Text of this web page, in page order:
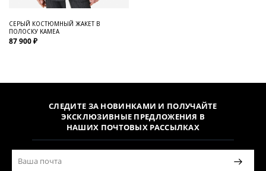
СЕРЫЙ КОСТЮМНЫЙ ЖАКЕТ В
ПОЛОСКУ KAMEA
87 900 ₽
СЛЕДИТЕ ЗА НОВИНКАМИ И ПОЛУЧАЙТЕ
ЭКСКЛЮЗИВНЫЕ ПРЕДЛОЖЕНИЯ В
НАШИХ ПОЧТОВЫХ РАССЫЛКАХ